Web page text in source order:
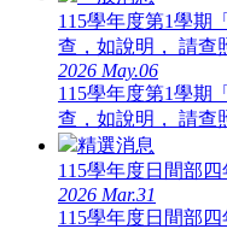
115學年度第1學期
查，如說明， 請查
2026 May.06
115學年度第1學期
查，如說明， 請查
精選消息
115學年度日間部
2026 Mar.31
115學年度日間部